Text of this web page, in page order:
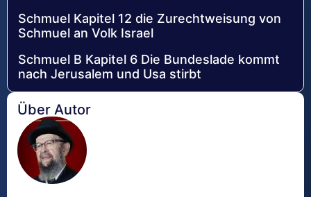
Schmuel Kapitel 12 die Zurechtweisung von
Schmuel an Volk Israel
Schmuel B Kapitel 6 Die Bundeslade kommt
nach Jerusalem und Usa stirbt
Über Autor